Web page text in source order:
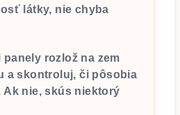
látky, nie chyba
panely rozlož na zem
a skontroluj, či pôsobia
Ak nie, skús niektorý